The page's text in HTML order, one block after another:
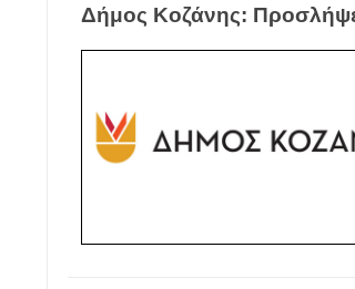
Δήμος Κοζάνης: